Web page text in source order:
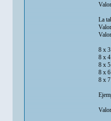
La
8 x
8 x
8 x
8 x
8 x